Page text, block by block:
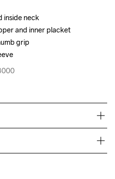
inside neck
and inner placket
grip
inside neck
and inner placket
grip